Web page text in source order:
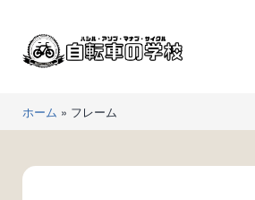
へ
自
転
の
ホーム » フレーム